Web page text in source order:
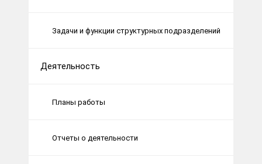
Задачи и функции структурных подразделений
Деятельность
Планы работы
Отчеты о деятельности